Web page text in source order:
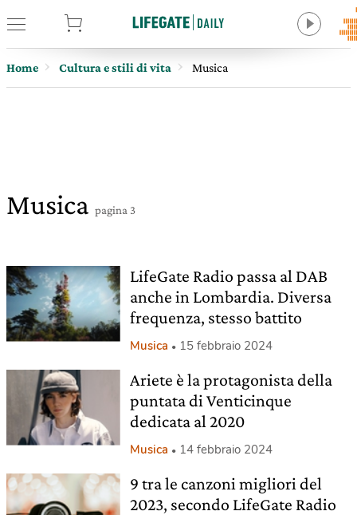
Home Cultura e stili di vita Musica
Musica pagina 3
LifeGate Radio passa al DAB
anche in Lombardia. Diversa
frequenza, stesso battito
Musica 15 febbraio 2024
Ariete è la protagonista della
puntata di Venticinque
dedicata al 2020
Musica 14 febbraio 2024
9 tra le canzoni migliori del
2023, secondo LifeGate Radio